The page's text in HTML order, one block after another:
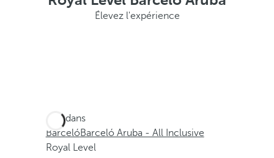
Élevez l'expérience
Ces dans
BarcelóBarceló Aruba - All Inclusive
Royal Level